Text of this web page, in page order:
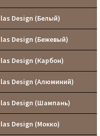
Design (Белый)
Design (Бежевый)
Design (Карбон)
Design (Алюминий)
Design (Шампань)
Design (Мокко)